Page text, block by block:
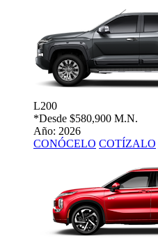
L200
*Desde $580,900 M.N.
Año: 2026
CONÓCELO COTÍZALO